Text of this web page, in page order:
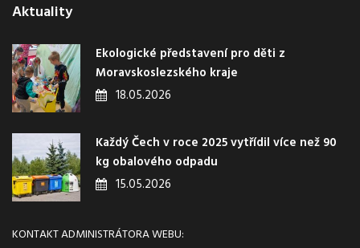
Aktuality
Ekologické představení pro děti z
Moravskoslezského kraje
18.05.2026
Každý Čech v roce 2025 vytřídil více než 90
kg obalového odpadu
15.05.2026
KONTAKT ADMINISTRÁTORA WEBU: